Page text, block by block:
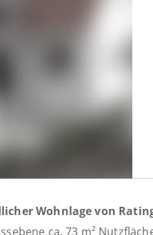
Wohnlage von
ca. 73 m²